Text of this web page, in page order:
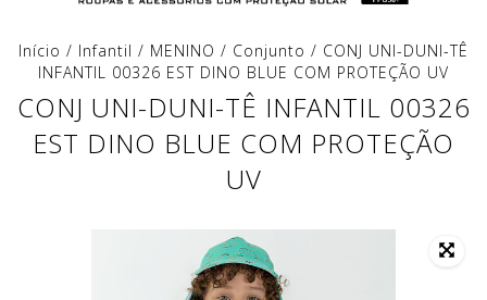
Início / Infantil / MENINO / Conjunto / CONJ UNI-DUNI-TÊ
INFANTIL 00326 EST DINO BLUE COM PROTEÇÃO UV
CONJ UNI-DUNI-TÊ INFANTIL 00326
EST DINO BLUE COM PROTEÇÃO
UV